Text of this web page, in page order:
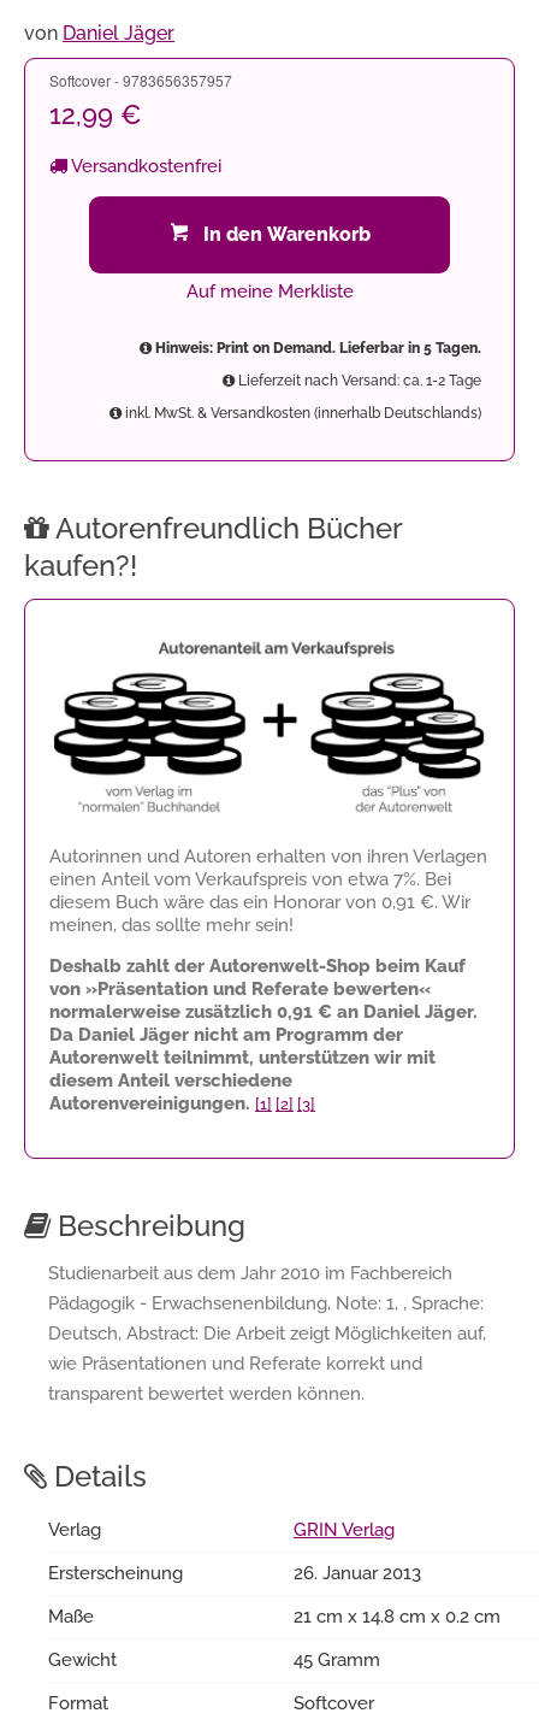
von Daniel Jäger
Softcover - 9783656357957
12,99 €
Versandkostenfrei
In den Warenkorb
Auf meine Merkliste
Hinweis: Print on Demand. Lieferbar in 5 Tagen.
Lieferzeit nach Versand: ca. 1-2 Tage
inkl. MwSt. & Versandkosten (innerhalb Deutschlands)
Autorenfreundlich Bücher
kaufen?!
Autorinnen und Autoren erhalten von ihren Verlagen
einen Anteil vom Verkaufspreis von etwa 7%. Bei
diesem Buch wäre das ein Honorar von 0,91 €. Wir
meinen, das sollte mehr sein!
Deshalb zahlt der Autorenwelt-Shop beim Kauf
von »Präsentation und Referate bewerten«
normalerweise zusätzlich 0,91 € an Daniel Jäger.
Da Daniel Jäger nicht am Programm der
Autorenwelt teilnimmt, unterstützen wir mit
diesem Anteil verschiedene
Autorenvereinigungen. [1] [2] [3]
Beschreibung
Studienarbeit aus dem Jahr 2010 im Fachbereich
Pädagogik - Erwachsenenbildung, Note: 1, , Sprache:
Deutsch, Abstract: Die Arbeit zeigt Möglichkeiten auf,
wie Präsentationen und Referate korrekt und
transparent bewertet werden können.
Details
Verlag
GRIN Verlag
Ersterscheinung
26. Januar 2013
Maße
21 cm x 14.8 cm x 0.2 cm
Gewicht
45 Gramm
Format
Softcover